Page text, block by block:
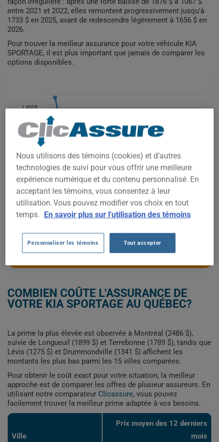
entre 2021 et 2022, elles remontent progressivement jusqu'à
1733 $ en 2025, avant de redescendre légèrement à 1656 $ en
2026.
Pour trouver la meilleur assurance pour votre véhicule KIA
SPORTAGE, il est plus important que jamais de comparer les
options disponibles.
1 000$
1 400$
1 600$
1 800$
COMBIEN COÛTE L'ASSURANCE DE
VOTRE KIA SPORTAGE AU QUÉBEC?
La prime la plus élevée est observée à Montréal (2486 $),
suivie de Longueuil (1899 $) et Terrebonne (1789 $), tandis que
Lévis (1275 $) et Drummondville (1341 $) affichent les
montants les plus bas parmi les 15 villes comparées.
Pour obtenir le coût exact pour votre situation, la meilleur
approche est de comparer les offres de plusieur assureurs. En
utilisant notre comparateur Clicassure, vous pouvez
facilement trouver la meilleur prime adaptée à vos besoins.
Ville
Prix ​​moyen des 12 derniers
mois
Nous utilisons des témoins (cookies) et d’autres
technologies de suivi pour vous offrir une meilleure
expérience numérique et du contenu personnalisé. En
acceptant les témoins, vous consentez à leur
utilisation. Vous pouvez modifier vos choix en tout
temps. En savoir plus sur l'utilisation des témoins
Personnaliser les témoins Tout accepter